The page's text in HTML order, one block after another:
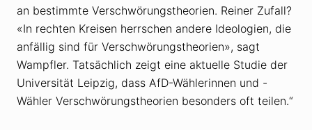
an bestimmte Verschwörungstheorien. Reiner Zufall?
«In rechten Kreisen herrschen andere Ideologien, die
anfällig sind für Verschwörungstheorien», sagt
Wampfler. Tatsächlich zeigt eine aktuelle Studie der
Universität Leipzig, dass AfD-Wählerinnen und -
Wähler Verschwörungstheorien besonders oft teilen.“